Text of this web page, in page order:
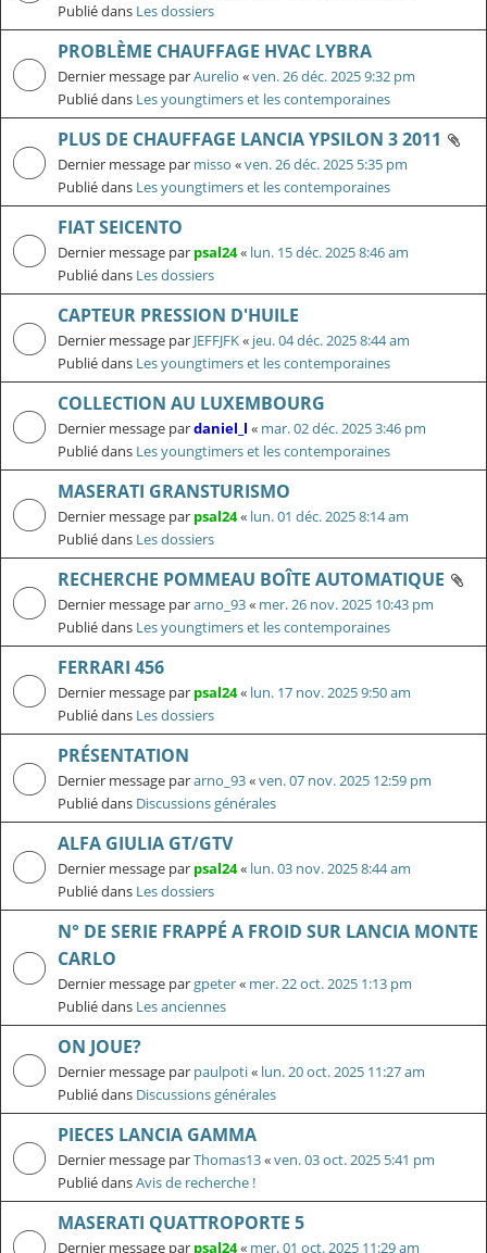
Publié dans Les dossiers
PROBLÈME CHAUFFAGE HVAC LYBRA
Dernier message parAurelio «ven. 26 déc. 2025 9:32 pm
Publié dans Les youngtimers et les contemporaines
PLUS DE CHAUFFAGE LANCIA YPSILON 3 2011
Dernier message par misso «ven. 26 déc. 2025 5:35 pm
Publié dans Les youngtimers et les contemporaines
FIAT SEICENTO
Dernier message par psal24« lun. 15 déc. 2025 8:46 am
Publié dans Les dossiers
CAPTEUR PRESSION D'HUILE
Dernier message par JEFFJFK« jeu. 04 déc. 2025 8:44 am
Publié dans Les youngtimers et les contemporaines
COLLECTION AU LUXEMBOURG
Dernier message pardaniel_l « mar. 02 déc. 2025 3:46 pm
Publié dans Les youngtimers et les contemporaines
MASERATI GRANSTURISMO
Dernier message par psal24« lun. 01 déc. 2025 8:14 am
Publié dans Les dossiers
RECHERCHE POMMEAU BOÎTE AUTOMATIQUE
Dernier message pararno_93« mer. 26 nov. 2025 10:43 pm
Publié dans Les youngtimers et les contemporaines
FERRARI 456
Dernier message par psal24« lun. 17 nov. 2025 9:50 am
Publié dans Les dossiers
PRÉSENTATION
Dernier message pararno_93«ven. 07 nov. 2025 12:59 pm
Publié dans Discussions générales
ALFA GIULIA GT/GTV
Dernier message par psal24« lun. 03 nov. 2025 8:44 am
Publié dans Les dossiers
N° DE SERIE FRAPPÉ A FROID SUR LANCIA MONTE
CARLO
Dernier message pargpeter« mer. 22 oct. 2025 1:13 pm
Publié dans Les anciennes
ON JOUE?
Dernier message par paulpoti« lun. 20 oct. 2025 11:27 am
Publié dans Discussions générales
PIECES LANCIA GAMMA
Dernier message parThomas13«ven. 03 oct. 2025 5:41 pm
Publié dansAvis de recherche !
MASERATI QUATTROPORTE 5
Dernier message par psal24« mer. 01 oct. 2025 11:29 am